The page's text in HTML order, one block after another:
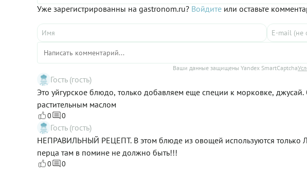
Уже зарегистрированны на gastronom.ru? Войдите или оставьте
Ваши данные защищены Yandex SmartCaptcha
Гость (гость)
Это уйгурское блюдо, только добавляем еще специи к морковке,
растительным маслом
0 0
Гость (гость)
НЕПРАВИЛЬНЫЙ РЕЦЕПТ. В этом блюде из овощей используются
перца там в помине не должно быть!!!
0 0